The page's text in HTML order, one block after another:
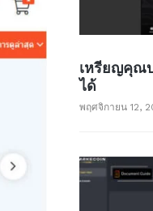
เหรียญคุณ
ได้
พฤศจิกายน 12,